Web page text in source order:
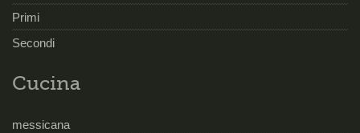
Primi
Secondi
Cucina
messicana